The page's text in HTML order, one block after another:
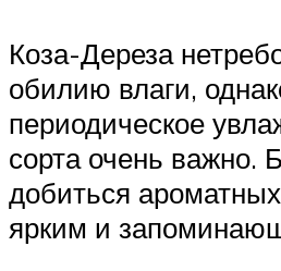
Коза-Дереза
обилию влаги,
периодическое
сорта очень важно.
добиться
ярким и